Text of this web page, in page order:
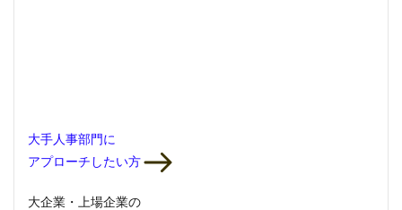
大手人事部門に
アプローチしたい方
大企業・上場企業の